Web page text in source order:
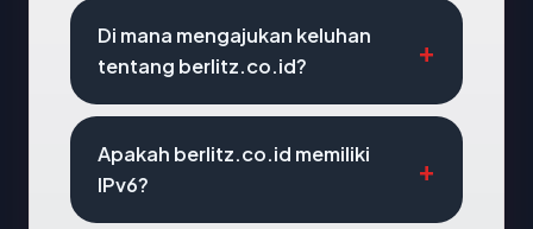
Di mana mengajukan keluhan
tentang berlitz.co.id?
Apakah berlitz.co.id memiliki
IPv6?